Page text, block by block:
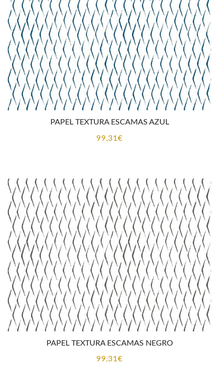
PAPEL TEXTURA ESCAMAS AZUL
99,31€
PAPEL TEXTURA ESCAMAS NEGRO
99,31€